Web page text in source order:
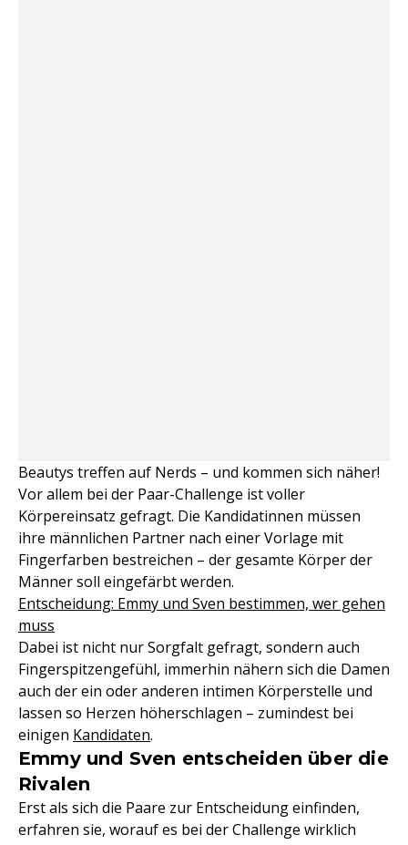
Beautys treffen auf Nerds – und kommen sich näher!
Vor allem bei der Paar-Challenge ist voller
Körpereinsatz gefragt. Die Kandidatinnen müssen
ihre männlichen Partner nach einer Vorlage mit
Fingerfarben bestreichen – der gesamte Körper der
Männer soll eingefärbt werden.
Entscheidung: Emmy und Sven bestimmen, wer gehen
muss
Dabei ist nicht nur Sorgfalt gefragt, sondern auch
Fingerspitzengefühl, immerhin nähern sich die Damen
auch der ein oder anderen intimen Körperstelle und
lassen so Herzen höherschlagen – zumindest bei
einigen Kandidaten.
Emmy und Sven entscheiden über die
Rivalen
Erst als sich die Paare zur Entscheidung einfinden,
erfahren sie, worauf es bei der Challenge wirklich